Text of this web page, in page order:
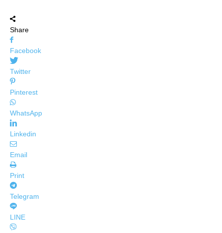
Share
Facebook
Twitter
Pinterest
WhatsApp
Linkedin
Email
Print
Telegram
LINE